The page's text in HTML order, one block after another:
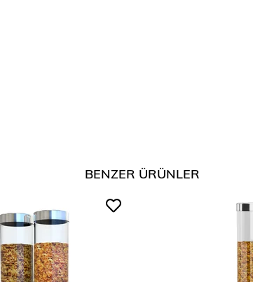
BENZER ÜRÜNLER